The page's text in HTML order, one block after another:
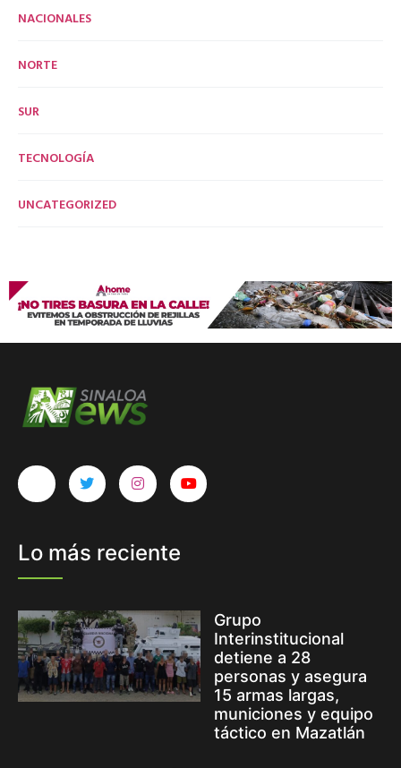
NACIONALES
NORTE
SUR
TECNOLOGÍA
UNCATEGORIZED
Lo más reciente
Grupo
Interinstitucional
detiene a 28
personas y asegura
15 armas largas,
municiones y equipo
táctico en Mazatlán